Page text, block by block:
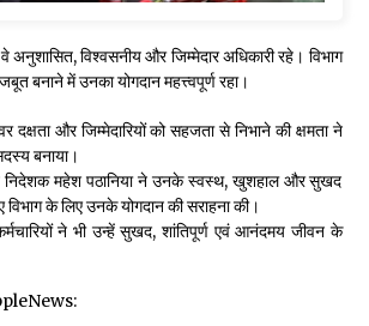
अनुशासित, विश्वसनीय और जिम्मेदार अधिकारी रहे। विभाग
बनाने में उनका योगदान महत्त्वपूर्ण रहा।
दक्षता और जिम्मेदारियों को सहजता से निभाने की क्षमता ने
बनाया।
निदेशक महेश पठानिया ने उनके स्वस्थ, खुशहाल और सुखद
के लिए उनके योगदान की सराहना की।
ने भी उन्हें सुखद, शांतिपूर्ण एवं आनंदमय जीवन के